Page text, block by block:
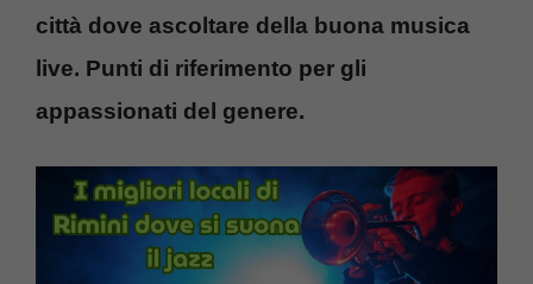
città dove ascoltare della buona musica
live. Punti di riferimento per gli
appassionati del genere.